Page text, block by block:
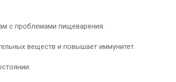
с проблемами пищеварения.
веществ и повышает иммунитет.